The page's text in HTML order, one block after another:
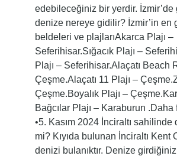
edebileceğiniz bir yerdir. İzmir’de
denize nereye gidilir? İzmir’in en
beldeleri ve plajlarıAkarca Plajı –
Seferihisar.Sığacık Plajı –
Plajı – Seferihisar.Alaçatı Beach
Çeşme.Alaçatı 11 Plajı –
Çeşme.Boyalık Plajı –
Bağcılar Plajı – Karaburun
•5. Kasım 2024 İnciraltı
mi? Kıyıda bulunan İnciraltı Kent
denizi bulanıktır. Denize